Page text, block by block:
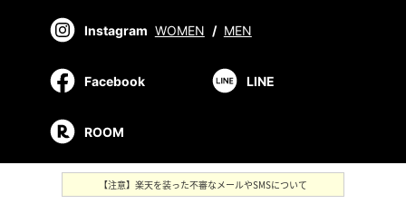
Instagram WOMEN / MEN
Facebook LINE
ROOM
【注意】楽天を装った不審なメールやSMSについて